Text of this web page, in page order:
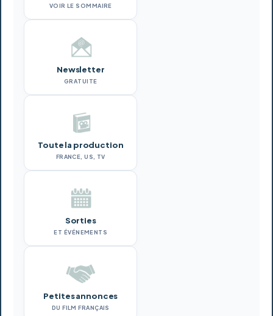
VOIR LE SOMMAIRE
Newsletter
GRATUITE
Toute la production
FRANCE, US, TV
Sorties
ET ÉVÉNEMENTS
Petites annonces
DU FILM FRANÇAIS